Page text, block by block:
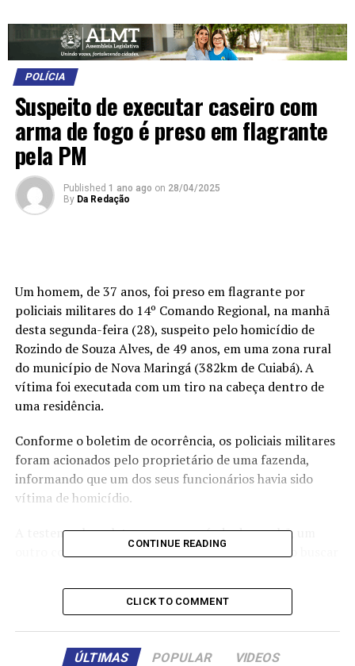
POLÍCIA
Suspeito de executar caseiro com
arma de fogo é preso em flagrante
pela PM
Published 1 ano ago on 28/04/2025
By Da Redação
Um homem, de 37 anos, foi preso em flagrante por
policiais militares do 14º Comando Regional, na manhã
desta segunda-feira (28), suspeito pelo homicídio de
Rozindo de Souza Alves, de 49 anos, em uma zona rural
do município de Nova Maringá (382km de Cuiabá). A
vítima foi executada com um tiro na cabeça dentro de
uma residência.
Conforme o boletim de ocorrência, os policiais militares
foram acionados pelo proprietário de uma fazenda,
informando que um dos seus funcionários havia sido
vítima de homicídio.
A testemunha relatou que no período da manhã, um
outro colaborador foi até a residência de Rozindo buscar
vezes, entrou no imóvel e encontrou o caseiro caído
sobre uma cadeira, com uma perfuração no rosto e sem
sinais vitais.
CONTINUE READING
CLICK TO COMMENT
ÚLTIMAS POPULAR VIDEOS